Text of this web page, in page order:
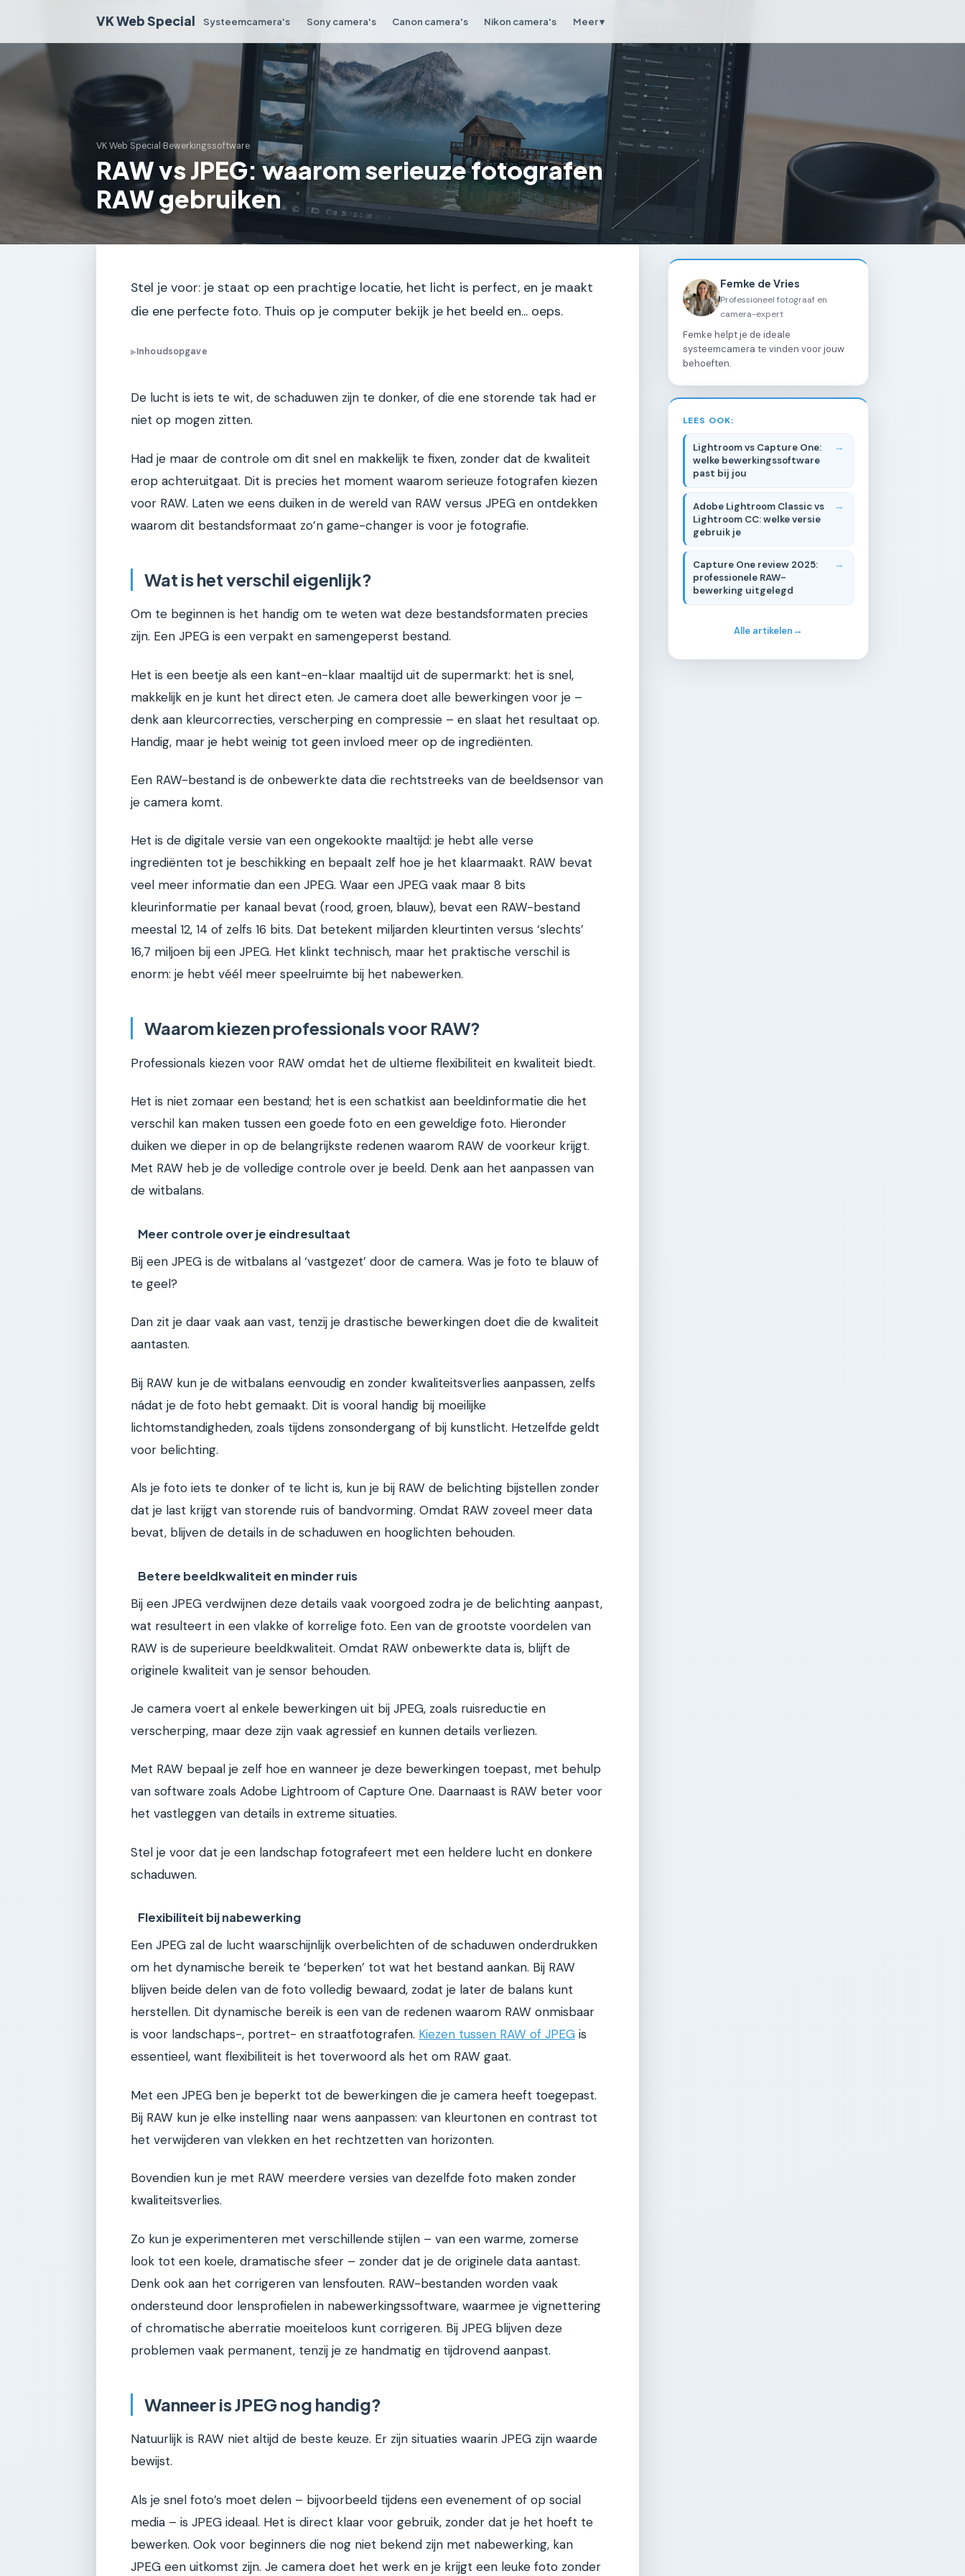
VK Web Special Systeemcamera's Sony camera's Canon camera's Nikon camera's Meer ▾
VK Web Special›Bewerkingssoftware
RAW vs JPEG: waarom serieuze fotografen
RAW gebruiken
Stel je voor: je staat op een prachtige locatie, het licht is perfect, en je maakt
die ene perfecte foto. Thuis op je computer bekijk je het beeld en... oeps.
▶Inhoudsopgave
De lucht is iets te wit, de schaduwen zijn te donker, of die ene storende tak had er
niet op mogen zitten.
Had je maar de controle om dit snel en makkelijk te fixen, zonder dat de kwaliteit
erop achteruitgaat. Dit is precies het moment waarom serieuze fotografen kiezen
voor RAW. Laten we eens duiken in de wereld van RAW versus JPEG en ontdekken
waarom dit bestandsformaat zo’n game-changer is voor je fotografie.
Wat is het verschil eigenlijk?
Om te beginnen is het handig om te weten wat deze bestandsformaten precies
zijn. Een JPEG is een verpakt en samengeperst bestand.
Het is een beetje als een kant-en-klaar maaltijd uit de supermarkt: het is snel,
makkelijk en je kunt het direct eten. Je camera doet alle bewerkingen voor je –
denk aan kleurcorrecties, verscherping en compressie – en slaat het resultaat op.
Handig, maar je hebt weinig tot geen invloed meer op de ingrediënten.
Een RAW-bestand is de onbewerkte data die rechtstreeks van de beeldsensor van
je camera komt.
Het is de digitale versie van een ongekookte maaltijd: je hebt alle verse
ingrediënten tot je beschikking en bepaalt zelf hoe je het klaarmaakt. RAW bevat
veel meer informatie dan een JPEG. Waar een JPEG vaak maar 8 bits
kleurinformatie per kanaal bevat (rood, groen, blauw), bevat een RAW-bestand
meestal 12, 14 of zelfs 16 bits. Dat betekent miljarden kleurtinten versus ‘slechts’
16,7 miljoen bij een JPEG. Het klinkt technisch, maar het praktische verschil is
enorm: je hebt véél meer speelruimte bij het nabewerken.
Waarom kiezen professionals voor RAW?
Professionals kiezen voor RAW omdat het de ultieme flexibiliteit en kwaliteit biedt.
Het is niet zomaar een bestand; het is een schatkist aan beeldinformatie die het
verschil kan maken tussen een goede foto en een geweldige foto. Hieronder
duiken we dieper in op de belangrijkste redenen waarom RAW de voorkeur krijgt.
Met RAW heb je de volledige controle over je beeld. Denk aan het aanpassen van
de witbalans.
Meer controle over je eindresultaat
Bij een JPEG is de witbalans al ‘vastgezet’ door de camera. Was je foto te blauw of
te geel?
Dan zit je daar vaak aan vast, tenzij je drastische bewerkingen doet die de kwaliteit
aantasten.
Bij RAW kun je de witbalans eenvoudig en zonder kwaliteitsverlies aanpassen, zelfs
nádat je de foto hebt gemaakt. Dit is vooral handig bij moeilijke
lichtomstandigheden, zoals tijdens zonsondergang of bij kunstlicht. Hetzelfde geldt
voor belichting.
Als je foto iets te donker of te licht is, kun je bij RAW de belichting bijstellen zonder
dat je last krijgt van storende ruis of bandvorming. Omdat RAW zoveel meer data
bevat, blijven de details in de schaduwen en hooglichten behouden.
Betere beeldkwaliteit en minder ruis
Bij een JPEG verdwijnen deze details vaak voorgoed zodra je de belichting aanpast,
wat resulteert in een vlakke of korrelige foto. Een van de grootste voordelen van
RAW is de superieure beeldkwaliteit. Omdat RAW onbewerkte data is, blijft de
originele kwaliteit van je sensor behouden.
Je camera voert al enkele bewerkingen uit bij JPEG, zoals ruisreductie en
verscherping, maar deze zijn vaak agressief en kunnen details verliezen.
Met RAW bepaal je zelf hoe en wanneer je deze bewerkingen toepast, met behulp
van software zoals Adobe Lightroom of Capture One. Daarnaast is RAW beter voor
het vastleggen van details in extreme situaties.
Stel je voor dat je een landschap fotografeert met een heldere lucht en donkere
schaduwen.
Flexibiliteit bij nabewerking
Een JPEG zal de lucht waarschijnlijk overbelichten of de schaduwen onderdrukken
om het dynamische bereik te ‘beperken’ tot wat het bestand aankan. Bij RAW
blijven beide delen van de foto volledig bewaard, zodat je later de balans kunt
herstellen. Dit dynamische bereik is een van de redenen waarom RAW onmisbaar
is voor landschaps-, portret- en straatfotografen. Kiezen tussen RAW of JPEG is
essentieel, want flexibiliteit is het toverwoord als het om RAW gaat.
Met een JPEG ben je beperkt tot de bewerkingen die je camera heeft toegepast.
Bij RAW kun je elke instelling naar wens aanpassen: van kleurtonen en contrast tot
het verwijderen van vlekken en het rechtzetten van horizonten.
Bovendien kun je met RAW meerdere versies van dezelfde foto maken zonder
kwaliteitsverlies.
Zo kun je experimenteren met verschillende stijlen – van een warme, zomerse
look tot een koele, dramatische sfeer – zonder dat je de originele data aantast.
Denk ook aan het corrigeren van lensfouten. RAW-bestanden worden vaak
ondersteund door lensprofielen in nabewerkingssoftware, waarmee je vignettering
of chromatische aberratie moeiteloos kunt corrigeren. Bij JPEG blijven deze
problemen vaak permanent, tenzij je ze handmatig en tijdrovend aanpast.
Wanneer is JPEG nog handig?
Natuurlijk is RAW niet altijd de beste keuze. Er zijn situaties waarin JPEG zijn waarde
bewijst.
Als je snel foto’s moet delen – bijvoorbeeld tijdens een evenement of op social
media – is JPEG ideaal. Het is direct klaar voor gebruik, zonder dat je het hoeft te
bewerken. Ook voor beginners die nog niet bekend zijn met nabewerking, kan
JPEG een uitkomst zijn. Je camera doet het werk en je krijgt een leuke foto zonder
Femke de Vries
Professioneel fotograaf en
camera-expert
Femke helpt je de ideale
systeemcamera te vinden voor jouw
behoeften.
LEES OOK:
Lightroom vs Capture One:
welke bewerkingssoftware
past bij jou
Adobe Lightroom Classic vs
Lightroom CC: welke versie
gebruik je
Capture One review 2025:
professionele RAW-
bewerking uitgelegd
Alle artikelen